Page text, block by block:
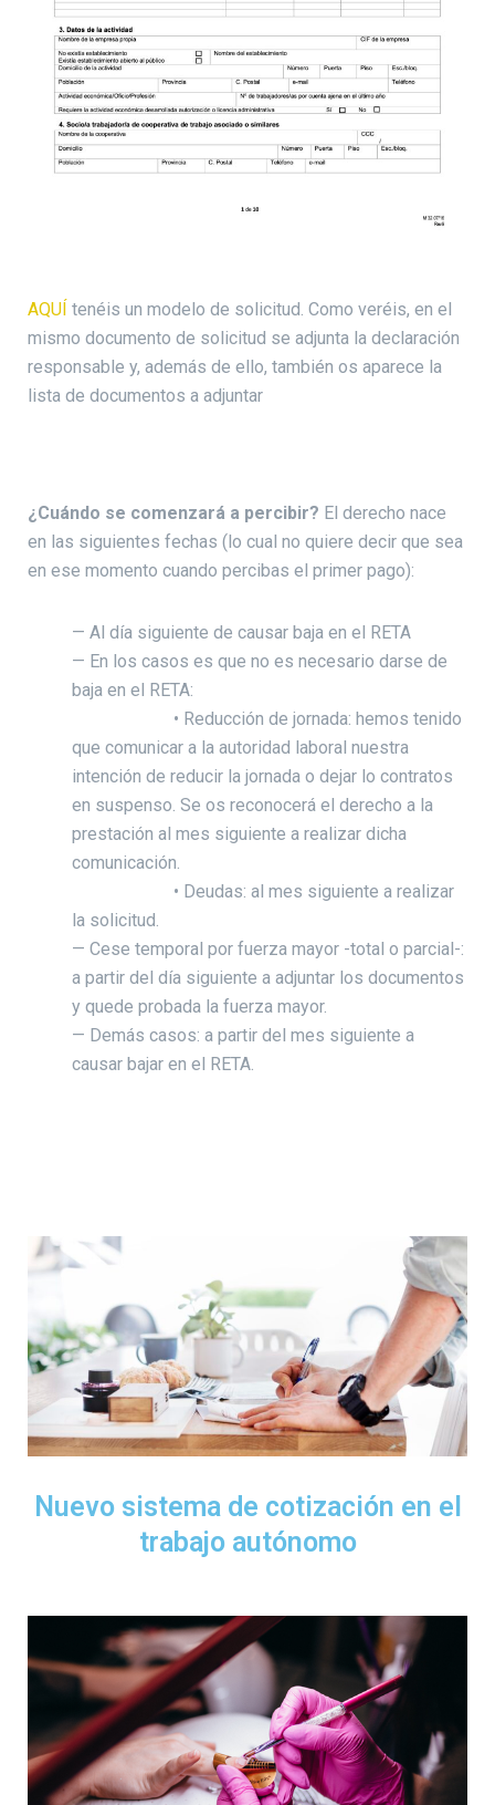
AQUÍ tenéis un modelo de solicitud. Como veréis, en el
mismo documento de solicitud se adjunta la declaración
responsable y, además de ello, también os aparece la
lista de documentos a adjuntar
¿Cuándo se comenzará a percibir? El derecho nace
en las siguientes fechas (lo cual no quiere decir que sea
en ese momento cuando percibas el primer pago):
— Al día siguiente de causar baja en el RETA
— En los casos es que no es necesario darse de
baja en el RETA:
• Reducción de jornada: hemos tenido
que comunicar a la autoridad laboral nuestra
intención de reducir la jornada o dejar lo contratos
en suspenso. Se os reconocerá el derecho a la
prestación al mes siguiente a realizar dicha
comunicación.
• Deudas: al mes siguiente a realizar
la solicitud.
— Cese temporal por fuerza mayor -total o parcial-:
a partir del día siguiente a adjuntar los documentos
y quede probada la fuerza mayor.
— Demás casos: a partir del mes siguiente a
causar bajar en el RETA.
Nuevo sistema de cotización en el
trabajo autónomo